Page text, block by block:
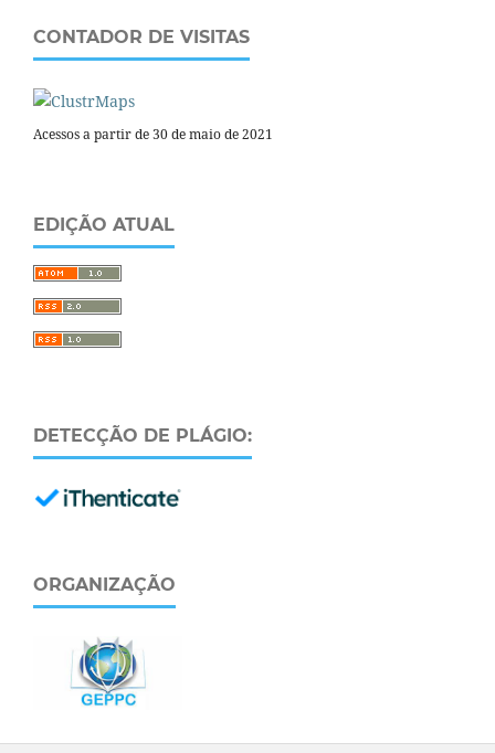
CONTADOR DE VISITAS
Acessos a partir de 30 de maio de 2021
EDIÇÃO ATUAL
DETECÇÃO DE PLÁGIO:
ORGANIZAÇÃO